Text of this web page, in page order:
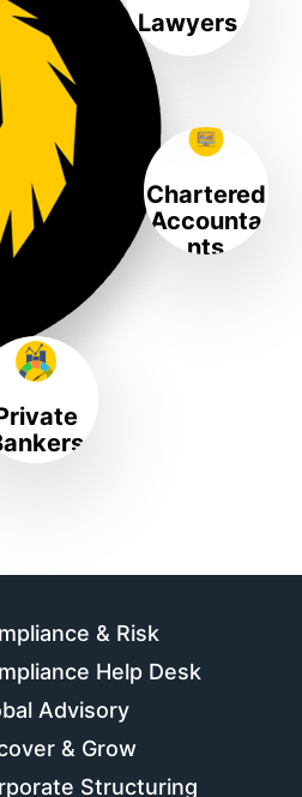
Chartered
Accounta
nts
Lawyers
& Risk
Help Desk
Advisory
& Grow
Structuring